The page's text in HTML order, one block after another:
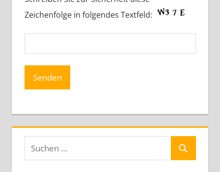
Zeichenfolge in folgendes Textfeld:
Suchen
nach:
Suchen